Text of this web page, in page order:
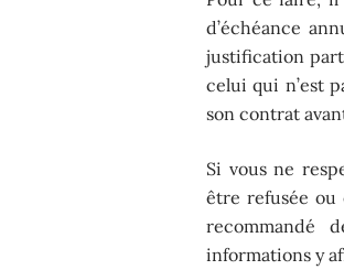
d’échéance
justification
celui qui n’est
son contrat
Si vous ne
être refusée ou
recommandé
informations y